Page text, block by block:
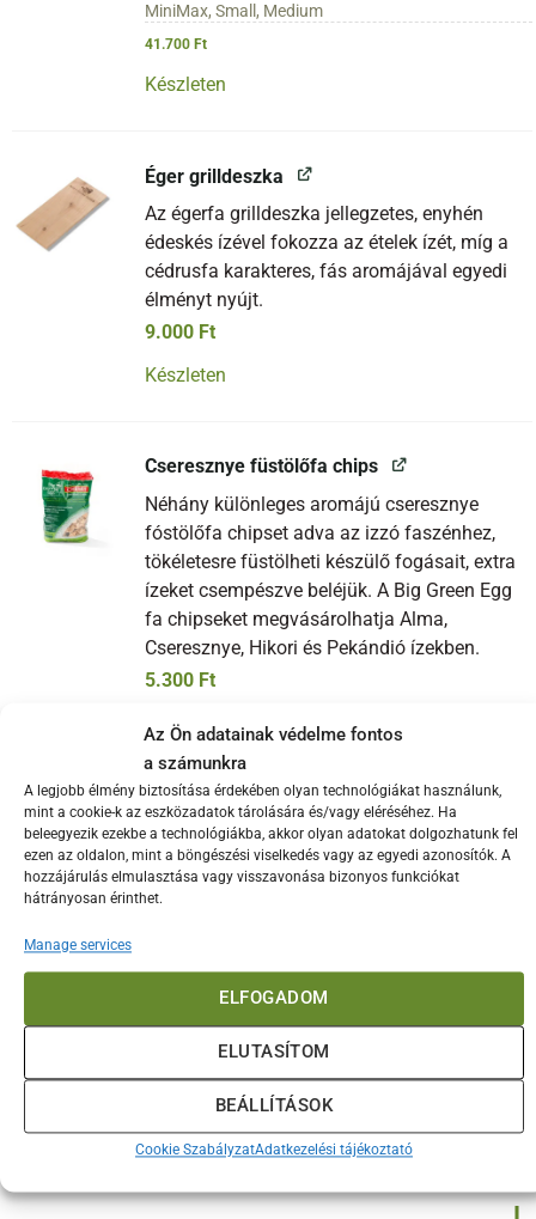
Az Ön adatainak védelme fontos
a számunkra
A legjobb élmény biztosítása érdekében olyan technológiákat használunk,
mint a cookie-k az eszközadatok tárolására és/vagy eléréséhez. Ha
beleegyezik ezekbe a technológiákba, akkor olyan adatokat dolgozhatunk fel
ezen az oldalon, mint a böngészési viselkedés vagy az egyedi azonosítók. A
hozzájárulás elmulasztása vagy visszavonása bizonyos funkciókat
hátrányosan érinthet.
Manage services
ELFOGADOM
ELUTASÍTOM
BEÁLLÍTÁSOK
Cookie SzabályzatAdatkezelési tájékoztató
MiniMax, Small, Medium
41.700 Ft
Készleten
Éger grilldeszka
Az égerfa grilldeszka jellegzetes, enyhén
édeskés ízével fokozza az ételek ízét, míg a
cédrusfa karakteres, fás aromájával egyedi
élményt nyújt.
9.000 Ft
Készleten
Cseresznye füstölőfa chips
Néhány különleges aromájú cseresznye
fóstölőfa chipset adva az izzó faszénhez,
tökéletesre füstölheti készülő fogásait, extra
ízeket csempészve beléjük. A Big Green Egg
fa chipseket megvásárolhatja Alma,
Cseresznye, Hikori és Pekándió ízekben.
5.300 Ft
Készleten
708.500Ft
Minimax BBQ csomag mennyiség
KOSÁRBA TESZEM
Kategóriák:BBQ összeállítások
Összeállítások
A MiniMax BBQ csomagban a GRILL csomagon felül
sütéséhez találsz hasznos kiegészítőket.